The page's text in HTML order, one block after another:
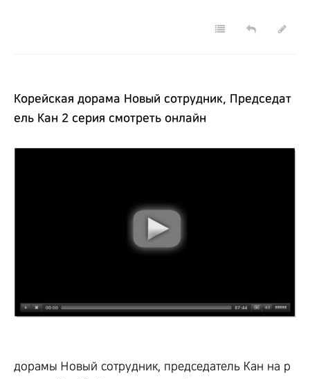
Корейская дорама Новый сотрудник, Председат
ель Кан 2 серия смотреть онлайн
дорамы Новый сотрудник, председатель Кан на р